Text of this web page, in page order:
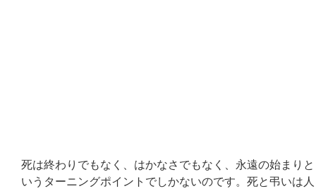
死は終わりでもなく、はかなさでもなく、永遠の始まりと
いうターニングポイントでしかないのです。死と弔いは人